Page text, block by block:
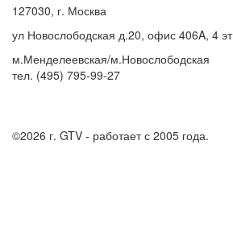
127030, г. Москва
ул Новослободская д.20, офис 406A, 4 эт
м.Менделеевская/м.Новослободская
тел. (495) 795-99-27
©2026 г. GTV - работает с 2005 года.